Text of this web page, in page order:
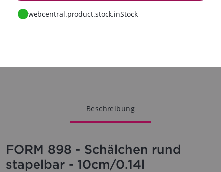
Zur Anfrage
webcentral.product.stock.inStock
Beschreibung
FORM 898 - Schälchen rund
stapelbar - 10cm/0.14l